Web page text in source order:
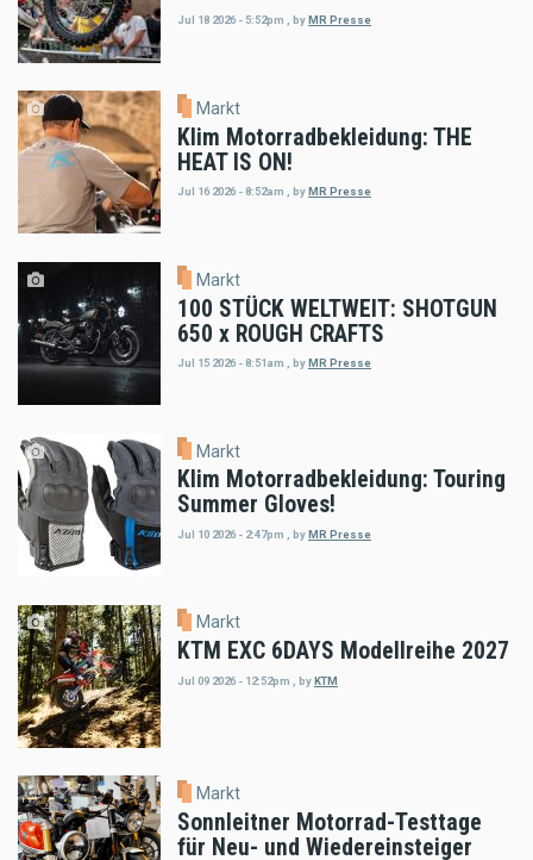
Jul 18 2026 - 5:52pm , by MR Presse
Markt
Klim Motorradbekleidung: THE
HEAT IS ON!
Jul 16 2026 - 8:52am byMR Presse
Markt
100 STÜCK WELTWEIT: SHOTGUN
650 x ROUGH CRAFTS
Jul 15 2026 - 8:51am byMR Presse
Markt
Klim Motorradbekleidung: Touring
Summer Gloves!
Jul 10 2026 - 2:47pm byMR Presse
Markt
KTM EXC 6DAYS Modellreihe 2027
Jul 09 2026 - 12:52pm byKTM
Markt
Sonnleitner Motorrad-Testtage
für Neu- und Wiedereinsteiger